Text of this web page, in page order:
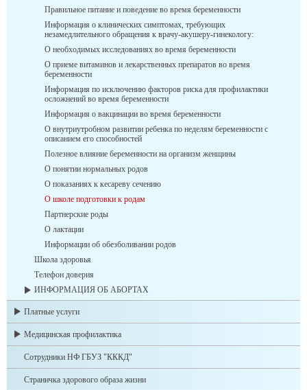
Правильное питание и поведение во время беременности
Информация о клинических симптомах, требующих
незамедлительного обращения к врачу-акушеру-гинекологу:
О необходимых исследованиях во время беременности
О приеме витаминов и лекарственных препаратов во время
беременности
Информация по исключению факторов риска для профилактики
осложнений во время беременности
Информация о вакцинации во время беременности
О внутриутробном развитии ребенка по неделям беременности с
описанием его способностей
Полезное влияние беременности на организм женщины
О понятии нормальных родов
О показаниях к кесареву сечению
О школе подготовки к родам
Партнерские роды
О лактации
Информации об обезболивании родов
Школа здоровья
Телефон доверия
ИНФОРМАЦИЯ ОБ АБОРТАХ
Платные услуги
Медицинская профилактика
Сотрудники НФ ГБУЗ "КККД"
Страничка здорового образа жизни